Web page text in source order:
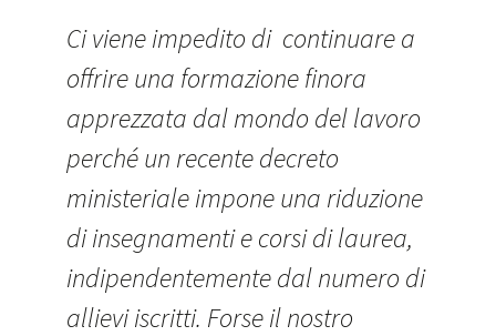
Ci viene impedito di continuare a
offrire una formazione finora
apprezzata dal mondo del lavoro
perché un recente decreto
ministeriale impone una riduzione
di insegnamenti e corsi di laurea,
indipendentemente dal numero di
allievi iscritti. Forse il nostro